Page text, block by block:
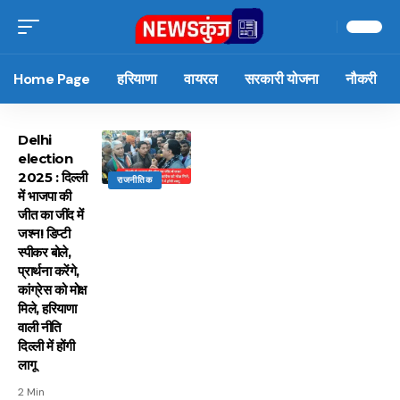
Home Page हरियाणा वायरल सरकारी योजना नौकरी
राजनीतिक
Delhi
election
2025 : दिल्ली
में भाजपा की
जीत का जींद में
जश्न! डिप्टी
स्पीकर बोले,
प्रार्थना करेंगे,
कांग्रेस को मोक्ष
मिले, हरियाणा
वाली नीति
दिल्ली में होंगी
लागू
2 Min